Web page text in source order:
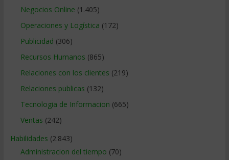
Negocios Online (1.405)
Operaciones y Logística (172)
Publicidad (306)
Recursos Humanos (865)
Relaciones con los clientes (219)
Relaciones publicas (132)
Tecnologia de Informacion (665)
Ventas (242)
Habilidades (2.843)
Administracion del tiempo (70)